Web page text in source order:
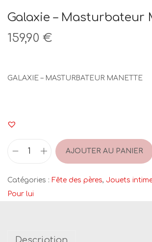
Galaxie – Masturbateur
159,90 €
GALAXIE – MASTURBATEUR MANETTE
a
n
t
AJOUTER AU PANIER
Catégories : Fête des pères, Jouets
Pour lui
Description